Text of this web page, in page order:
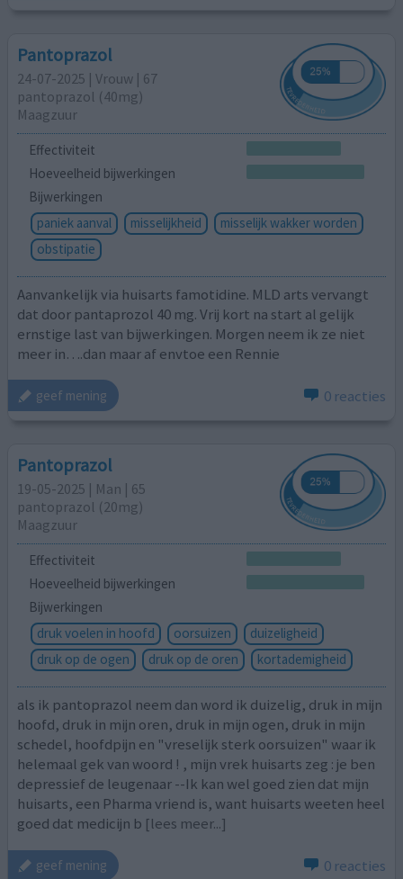
Pantoprazol
24-07-2025 | Vrouw | 67
pantoprazol (40mg)
Maagzuur
Effectiviteit
Hoeveelheid bijwerkingen
Bijwerkingen
paniek aanval
misselijkheid
misselijk wakker worden
obstipatie
Aanvankelijk via huisarts famotidine. MLD arts vervangt
dat door pantaprozol 40 mg. Vrij kort na start al gelijk
ernstige last van bijwerkingen. Morgen neem ik ze niet
meer in….dan maar af envtoe een Rennie
geef mening 0 reacties
Pantoprazol
19-05-2025 | Man | 65
pantoprazol (20mg)
Maagzuur
Effectiviteit
Hoeveelheid bijwerkingen
Bijwerkingen
druk voelen in hoofd
oorsuizen
duizeligheid
druk op de ogen
druk op de oren kortademigheid
als ik pantoprazol neem dan word ik duizelig, druk in mijn
hoofd, druk in mijn oren, druk in mijn ogen, druk in mijn
schedel, hoofdpijn en "vreselijk sterk oorsuizen" waar ik
helemaal gek van woord ! , mijn vrek huisarts zeg : je ben
depressief de leugenaar --Ik kan wel goed zien dat mijn
huisarts, een Pharma vriend is, want huisarts weeten heel
goed dat medicijn b [lees meer...]
geef mening 0 reacties